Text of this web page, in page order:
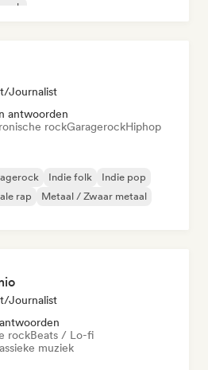
Journalist
antwoorden
rockGaragerockHiphop
Indie folk
Indie pop
rap
Metaal / Zwaar metaal
Journalist
rockBeats / Lo-fi
muziek